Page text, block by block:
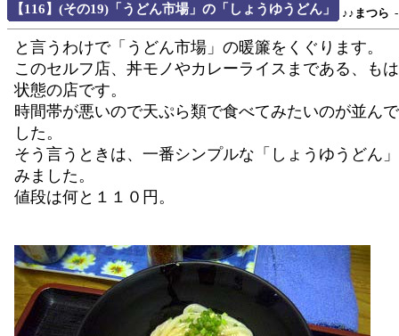
【116】(その19)「うどん市場」の「しょうゆうどん」 ♪♪まつら
と言うわけで「うどん市場」の暖簾をくぐります。
このセルフ店、丼モノやカレーライスまである、も
状態の店です。
時間帯が悪いので天ぷら類で食べてみたいのが並ん
した。
そう言うときは、一番シンプルな「しょうゆうどん
みました。
値段は何と１１０円。